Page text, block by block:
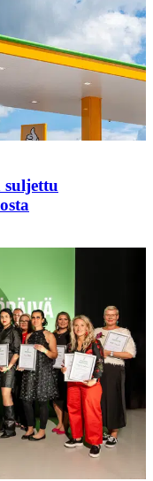
suljettu